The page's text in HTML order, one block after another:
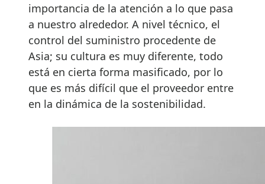
importancia de la atención a lo que pasa
a nuestro alrededor. A nivel técnico, el
control del suministro procedente de
Asia; su cultura es muy diferente, todo
está en cierta forma masificado, por lo
que es más difícil que el proveedor entre
en la dinámica de la sostenibilidad.